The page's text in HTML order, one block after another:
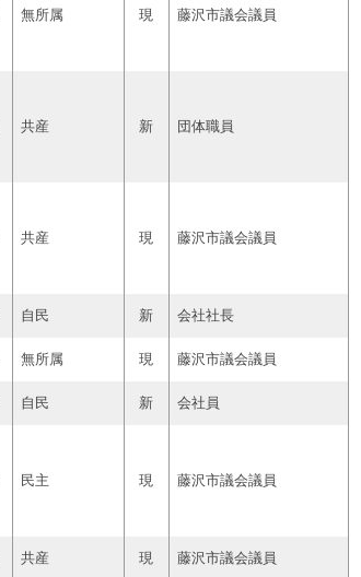
無所属 現 藤沢市議会議員
共産 新 団体職員
共産 現 藤沢市議会議員
自民 新 会社社長
無所属 現 藤沢市議会議員
自民 新 会社員
民主 現 藤沢市議会議員
共産 現 藤沢市議会議員